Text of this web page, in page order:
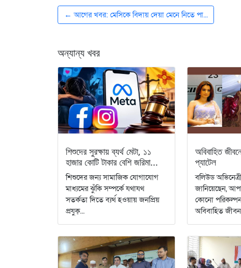
← আগের খবর: মেসিকে বিদায় দেয়া মেনে নিতে পা...
অন্যান্য খবর
শিশুদের সুরক্ষায় ব্যর্থ মেটা, ১১
হাজার কোটি টাকার বেশি জরিমা...
শিশুদের জন্য সামাজিক যোগাযোগ
মাধ্যমের ঝুঁকি সম্পর্কে যথাযথ
সতর্কতা দিতে ব্যর্থ হওয়ায় জনপ্রিয়
প্রযুক্...
অবিবাহিত
প্যাটেল
বলিউড
জানিয়েছেন,
কোনো
অবিবাহিত